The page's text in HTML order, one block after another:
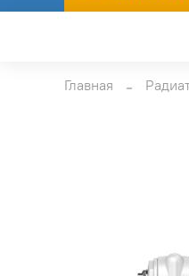
Главная